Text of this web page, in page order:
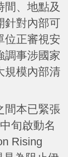
間、地點及
針對內部可
位正審視安
調事涉國家
規模內部清
間本已緊張
旬啟動名
Rising